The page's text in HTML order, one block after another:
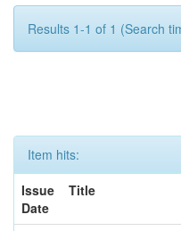
Results 1-1 of 1 (Search
Item hits:
Issue
Date
Title